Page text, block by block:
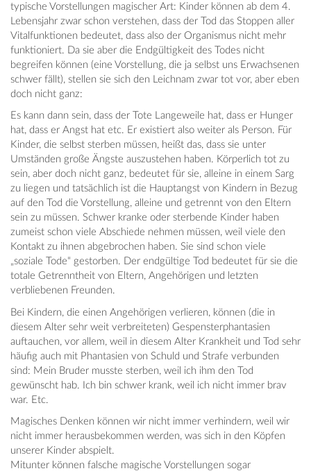
typische Vorstellungen magischer Art: Kinder können ab dem 4.
Lebensjahr zwar schon verstehen, dass der Tod das Stoppen aller
Vitalfunktionen bedeutet, dass also der Organismus nicht mehr
funktioniert. Da sie aber die Endgültigkeit des Todes nicht
begreifen können (eine Vorstellung, die ja selbst uns Erwachsenen
schwer fällt), stellen sie sich den Leichnam zwar tot vor, aber eben
doch nicht ganz:
Es kann dann sein, dass der Tote Langeweile hat, dass er Hunger
hat, dass er Angst hat etc. Er existiert also weiter als Person. Für
Kinder, die selbst sterben müssen, heißt das, dass sie unter
Umständen große Ängste auszustehen haben. Körperlich tot zu
sein, aber doch nicht ganz, bedeutet für sie, alleine in einem Sarg
zu liegen und tatsächlich ist die Hauptangst von Kindern in Bezug
auf den Tod die Vorstellung, alleine und getrennt von den Eltern
sein zu müssen. Schwer kranke oder sterbende Kinder haben
zumeist schon viele Abschiede nehmen müssen, weil viele den
Kontakt zu ihnen abgebrochen haben. Sie sind schon viele
„soziale Tode“ gestorben. Der endgültige Tod bedeutet für sie die
totale Getrenntheit von Eltern, Angehörigen und letzten
verbliebenen Freunden.
Bei Kindern, die einen Angehörigen verlieren, können (die in
diesem Alter sehr weit verbreiteten) Gespensterphantasien
auftauchen, vor allem, weil in diesem Alter Krankheit und Tod sehr
häufig auch mit Phantasien von Schuld und Strafe verbunden
sind: Mein Bruder musste sterben, weil ich ihm den Tod
gewünscht hab. Ich bin schwer krank, weil ich nicht immer brav
war. Etc.
Magisches Denken können wir nicht immer verhindern, weil wir
nicht immer herausbekommen werden, was sich in den Köpfen
unserer Kinder abspielt.
Mitunter können falsche magische Vorstellungen sogar